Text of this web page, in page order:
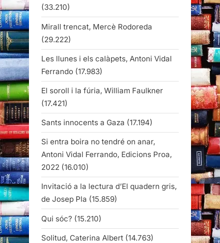
(33.210)
Mirall trencat, Mercè Rodoreda
(29.222)
Les llunes i els calàpets, Antoni Vidal
Ferrando (17.983)
El soroll i la fúria, William Faulkner
(17.421)
Sants innocents a Gaza (17.194)
Si entra boira no tendré on anar,
Antoni Vidal Ferrando, Edicions Proa,
2022 (16.010)
Invitació a la lectura d’El quadern gris,
de Josep Pla (15.859)
Qui sóc? (15.210)
Solitud, Caterina Albert (14.763)